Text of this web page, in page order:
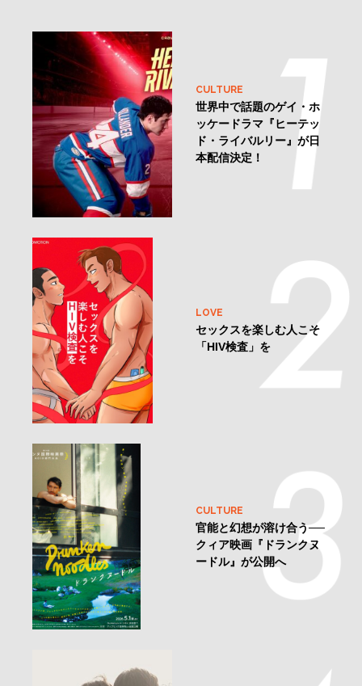
CULTURE
世界中で話題のゲイ・ホ
ッケードラマ『ヒーテッ
ド・ライバルリー』が日
本配信決定！
LOVE
セックスを楽しむ人こそ
「HIV検査」を
CULTURE
官能と幻想が溶け合う──
クィア映画『ドランクヌ
ードル』が公開へ